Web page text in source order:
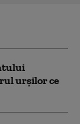
urșilor ce